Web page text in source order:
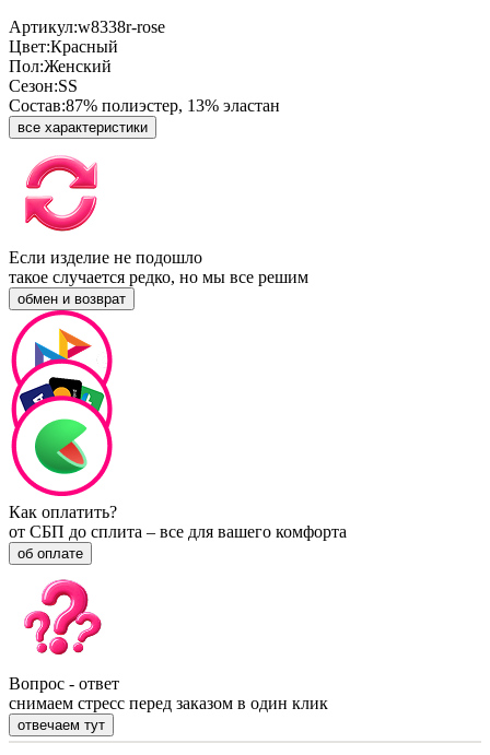
Артикул:w8338r-rose
Цвет:Красный
Пол:Женский
Сезон:SS
Состав:87% полиэстер, 13% эластан
все характеристики
Если изделие не подошло
такое случается редко, но мы все решим
обмен и возврат
Как оплатить?
от СБП до сплита – все для вашего комфорта
об оплате
Вопрос - ответ
снимаем стресс перед заказом в один клик
отвечаем тут